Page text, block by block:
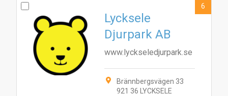
Lycksele
Djurpark AB
www.lyckseledjurpark.se
Brännbergsvägen 33
921 36 LYCKSELE
6